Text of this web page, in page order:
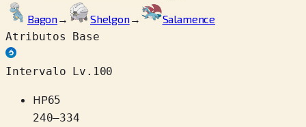
Bagon→ Shelgon→
Salamence
Atributos Base
Intervalo Lv.100
HP65
240–334